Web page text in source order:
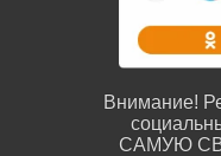
Внимание!
САМУЮ